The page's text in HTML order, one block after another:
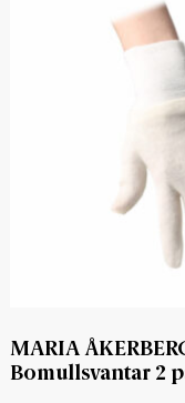
MARIA
Bomullsvantar 2